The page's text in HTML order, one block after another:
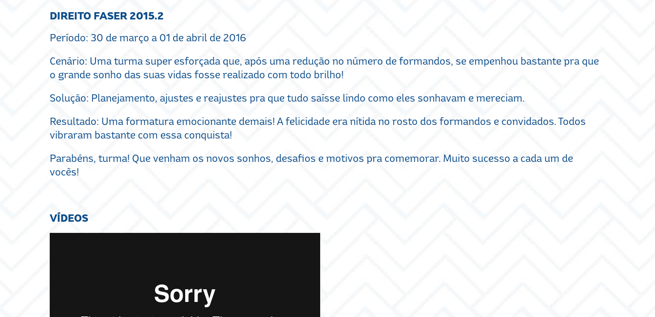
DIREITO FASER 2015.2
Período: 30 de março a 01 de abril de 2016
Cenário: Uma turma super esforçada que, após uma redução no número de formandos, se empenhou bastante pra que
o grande sonho das suas vidas fosse realizado com todo brilho!
Solução: Planejamento, ajustes e reajustes pra que tudo saísse lindo como eles sonhavam e mereciam.
Resultado: Uma formatura emocionante demais! A felicidade era nítida no rosto dos formandos e convidados. Todos
vibraram bastante com essa conquista!
Parabéns, turma! Que venham os novos sonhos, desafios e motivos pra comemorar. Muito sucesso a cada um de
vocês!
VÍDEOS